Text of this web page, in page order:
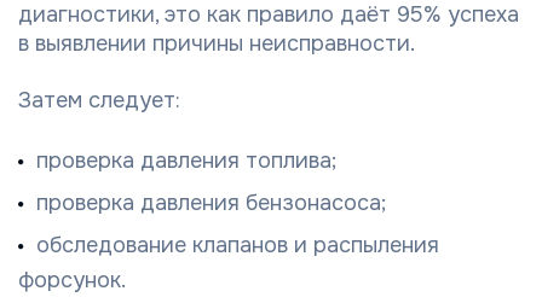
диагностики, это как правило даёт 95% успеха
в выявлении причины неисправности.
Затем следует:
проверка давления топлива;
проверка давления бензонасоса;
обследование клапанов и распыления
форсунок.